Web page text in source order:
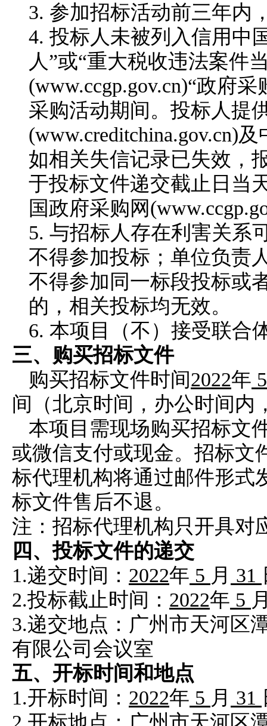
3. 参加招标活动前三年内
4. 投标人未被列入信用中
人”或“重大税收违法案件
(www.ccgp.gov.cn)“政府
采购活动期间。投标人提
(www.creditchina.gov.cn)
如相关失信记录已失效，
于投标文件递交截止日当
国政府采购网
5. 与招标人存在利害关系
不得参加投标；单位负责
不得参加同一标段投标或
的，相关投标均无效。
6. 本项目（不）接受联合
三、购买招标文件
购买招标文件时间2022年
间（北京时间， 办公时间内
本项目需现场购买招标文
或微信支付或现金。招标文
标代理机构将通过邮件形式
标文件售后不退。
注：招标代理机构只开具对
四、投标文件的递交
1.递交时间： 2022年 5 月 31
2.投标截止时间： 2022年 5
3.递交地点：广州市天河区
有限公司会议室
五、开标时间和地点
1.开标时间： 2022年 5 月 31